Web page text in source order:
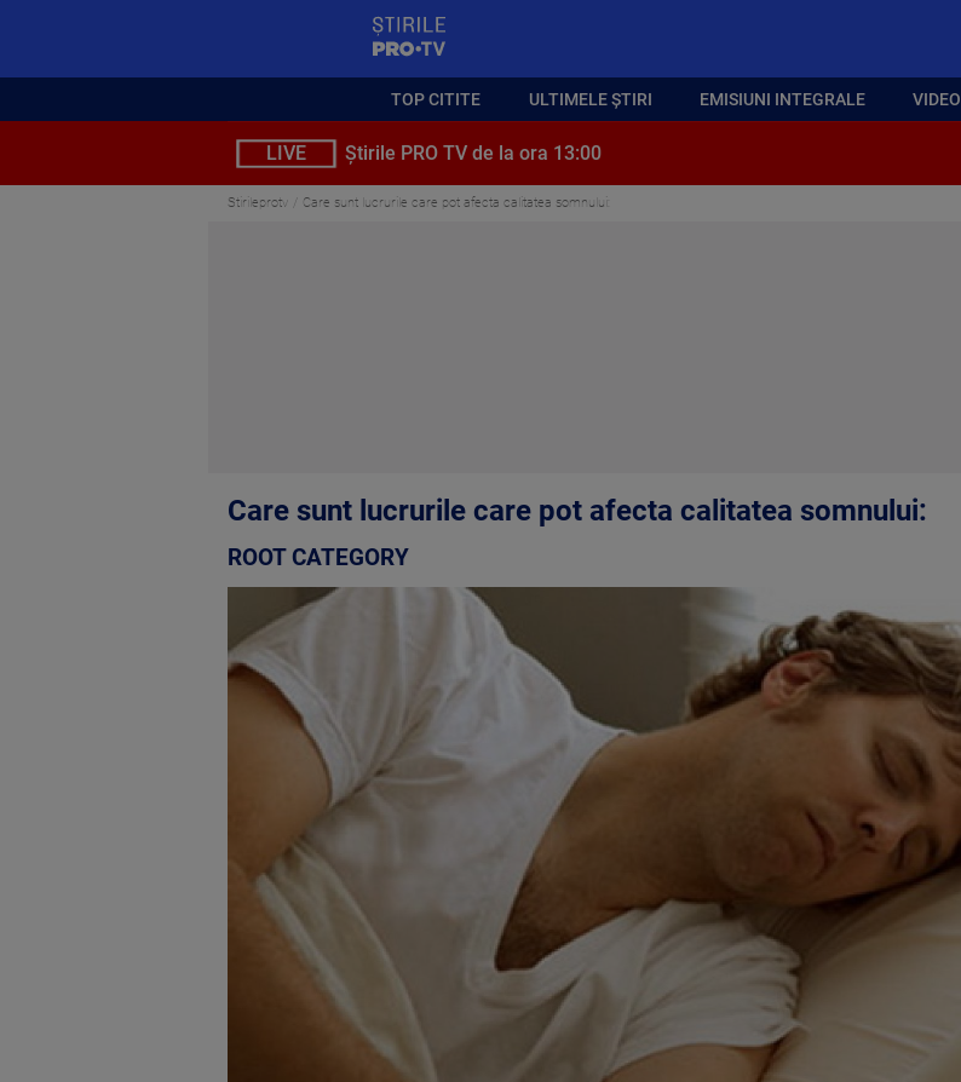
TOP CITITE ULTIMELE ȘTIRI EMISIUNI INTEGRALE VIDEO
LIVE Știrile PRO TV de la ora 13:00
Stirileprotv Care sunt lucrurile care pot afecta calitatea somnului:
Care sunt lucrurile care pot afecta calitatea somnului:
ROOT CATEGORY